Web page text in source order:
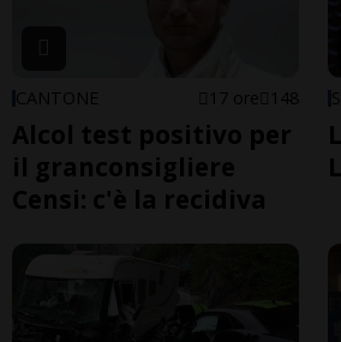
CANTONE 17 ore 148
Alcol test positivo per
il granconsigliere
Censi: c'è la recidiva